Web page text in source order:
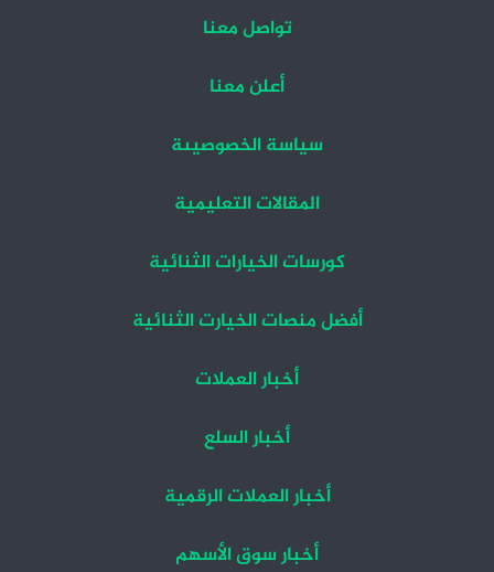
تواصل معنا
أعلن معنا
سياسة الخصوصيىة
المقالات التعليمية
كورسات الخيارات الثنائية
أفضل منصات الخيارت الثنائية
أخبار العملات
أخبار السلع
أخبار العملات الرقمية
أخبار سوق الأسهم